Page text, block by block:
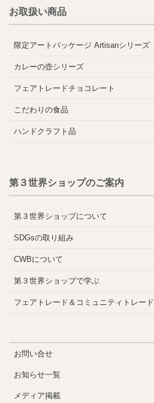
お取扱い商品
限定アートパッケージ Artisanシリーズ
カレーの壺シリーズ
フェアトレードチョコレート
こだわりの食品
ハンドクラフト品
第３世界ショップのご案内
第３世界ショップについて
SDGsの取り組み
CWBについて
第３世界ショップで学ぶ
フェアトレード＆コミュニティトレード
お問い合せ
お知らせ一覧
メディア掲載